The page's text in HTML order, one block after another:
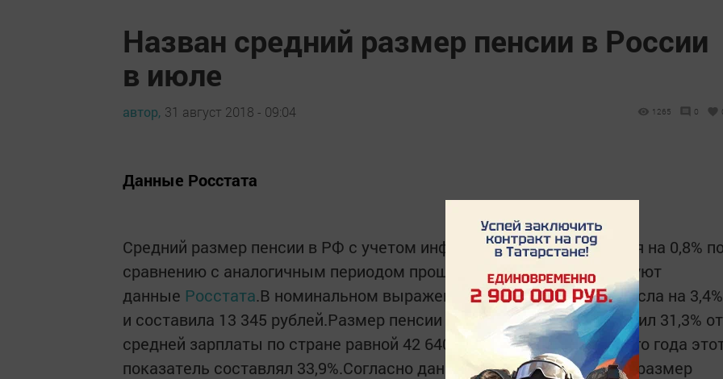
Назван средний размер пенсии в России
в июле
автор, 31 август 2018 - 09:04 1265 0
Данные Росстата
Средний размер пенсии в РФ с учетом инфляции в июле увеличился на 0,8% по
сравнению с аналогичным периодом прошлого года, свидетельствуют
данные Росстата.В номинальном выражении средняя пенсия выросла на 3,4%
и составила 13 345 рублей.Размер пенсии в июле этого года составил 31,3% от
средней зарплаты по стране равной 42 640 рублям. В июле прошлого года
показатель составлял 33,9%.Согласно данным Росстата реальный размер